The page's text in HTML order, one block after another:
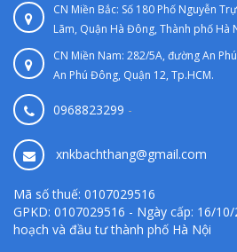
CN Miền Bắc: Số 180 Phố Nguyễn
Lãm, Quận Hà Đông, Thành phố Hà
CN Miền Nam: 282/5A, đường An
An Phú Đông, Quận 12, Tp.HCM.
0968823299 -
xnkbachthang@gmail.com
Mã số thuế: 0107029516
GPKD: 0107029516 - Ngày cấp: 16/
hoạch và đầu tư thành phố Hà Nội